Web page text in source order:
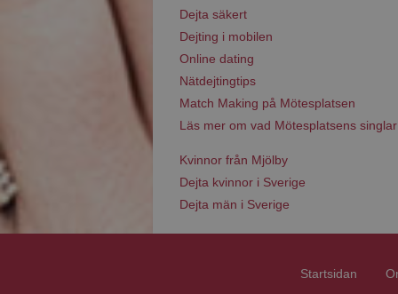
Dejta säkert
Dejting i mobilen
Online dating
Nätdejtingtips
Match Making på Mötesplatsen
Läs mer om vad Mötesplatsens
Kvinnor från Mjölby
Dejta kvinnor i Sverige
Dejta män i Sverige
Startsidan